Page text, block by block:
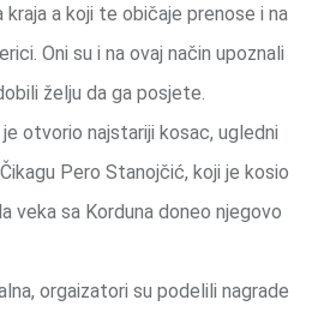
kraja a koji te običaje prenose i na
Oni su i na ovaj način upoznali
želju da ga posjete.
otvorio najstariji kosac, ugledni
Pero Stanojčić, koji je kosio
veka sa Korduna doneo njegovo
orgaizatori su podelili nagrade